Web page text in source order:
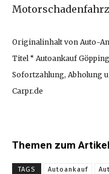
Originalinhalt von Auto-
Titel “ Autoankauf
Sofortzahlung, Abholung
Carpr.de
Themen zum Artikel
TAGS Autoankauf